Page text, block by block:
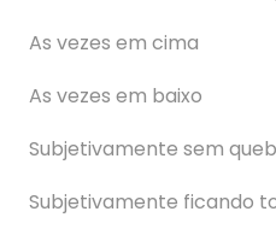
As vezes em cima
As vezes em baixo
Subjetivamente sem
Subjetivamente ficando